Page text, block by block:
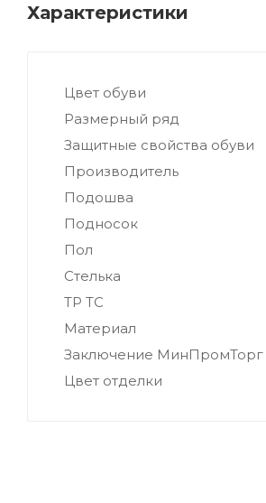
Характеристики
Цвет обуви
Размерный ряд
Защитные свойства обуви
Производитель
Подошва
Подносок
Пол
Стелька
ТР ТС
Материал
Заключение МинПромТорг
Цвет отделки